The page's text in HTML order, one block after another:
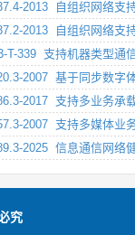
2013 自组织网络支
2013 自组织网络支
T-339 支持机器类型通
2007 基于同步数字
2017 支持多业务承
2007 支持多媒体业
2025 信息通信网络
究